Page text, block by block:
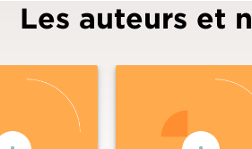
Les auteurs et